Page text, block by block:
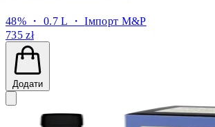
48% ・ 0.7 L ・Імпорт M&P
735 zł
Додати